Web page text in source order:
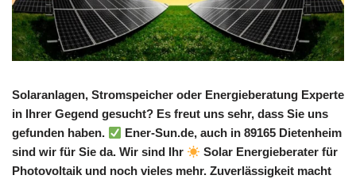
Solaranlagen, Stromspeicher oder Energieberatung Experte
in Ihrer Gegend gesucht? Es freut uns sehr, dass Sie uns
gefunden haben.
Ener-Sun.de, auch in 89165 Dietenheim
sind wir für Sie da. Wir sind Ihr
Solar Energieberater für
Photovoltaik und noch vieles mehr. Zuverlässigkeit macht